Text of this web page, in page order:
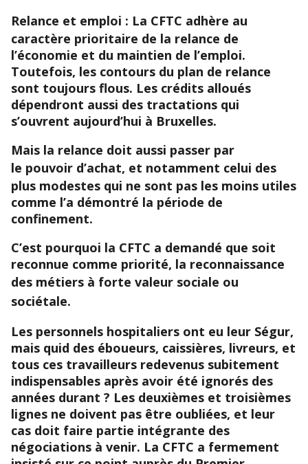
Relance et emploi : La CFTC adhère au
caractère prioritaire de la relance de
l’économie et du maintien de l’emploi.
Toutefois, les contours du plan de relance
sont toujours flous. Les crédits alloués
dépendront aussi des tractations qui
s’ouvrent aujourd’hui à Bruxelles.
Mais la relance doit aussi passer par
le pouvoir d’achat, et notamment celui des
plus modestes qui ne sont pas les moins utiles
comme l’a démontré la période de
confinement.
C’est pourquoi la CFTC a demandé que soit
reconnue comme priorité, la reconnaissance
des métiers à forte valeur sociale ou
sociétale.
Les personnels hospitaliers ont eu leur Ségur,
mais quid des éboueurs, caissières, livreurs, et
tous ces travailleurs redevenus subitement
indispensables après avoir été ignorés des
années durant ? Les deuxièmes et troisièmes
lignes ne doivent pas être oubliées, et leur
cas doit faire partie intégrante des
négociations à venir. La CFTC a fermement